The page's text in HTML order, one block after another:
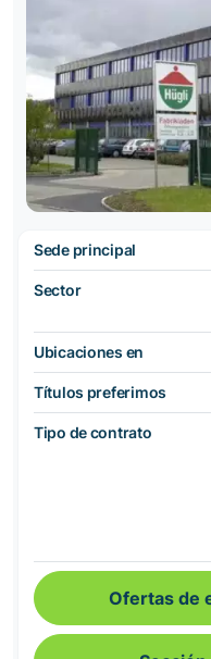
Sede principal
Sector
Ubicaciones en
Títulos preferimos
Tipo de contrato
Ofertas de